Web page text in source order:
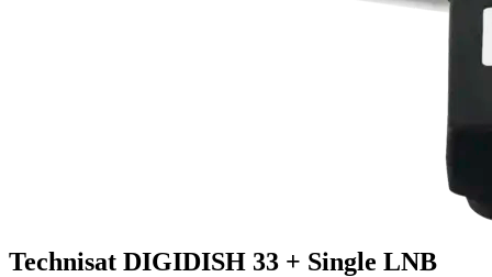
Technisat DIGIDISH 33 + Single LNB